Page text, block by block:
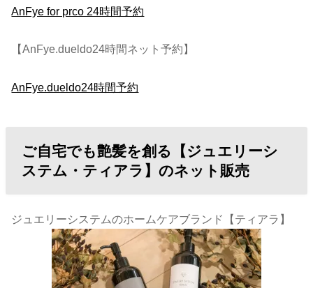
AnFye for prco 24時間予約
【AnFye.dueldo24時間ネット予約】
AnFye.dueldo24時間予約
ご自宅でも艶髪を創る【ジュエリーシ
ステム・ティアラ】のネット販売
ジュエリーシステムのホームケアブランド【ティアラ】